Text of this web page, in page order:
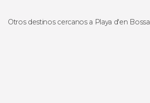
Otros destinos cercanos a Playa d'en Bossa